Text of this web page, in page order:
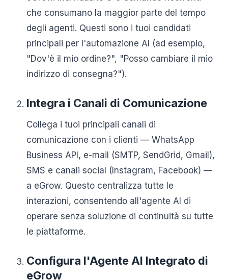
che consumano la maggior parte del tempo
degli agenti. Questi sono i tuoi candidati
principali per l'automazione AI (ad esempio,
"Dov'è il mio ordine?", "Posso cambiare il mio
indirizzo di consegna?").
Integra i Canali di Comunicazione
Collega i tuoi principali canali di
comunicazione con i clienti — WhatsApp
Business API, e-mail (SMTP, SendGrid, Gmail),
SMS e canali social (Instagram, Facebook) —
a eGrow. Questo centralizza tutte le
interazioni, consentendo all'agente AI di
operare senza soluzione di continuità su tutte
le piattaforme.
Configura l'Agente AI Integrato di
eGrow